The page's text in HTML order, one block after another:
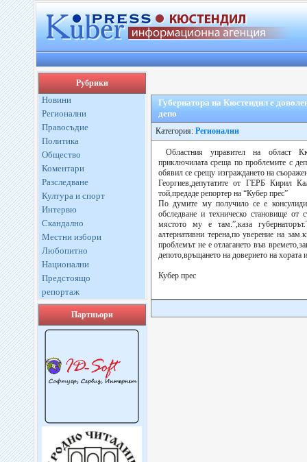
Рубрики
Новини
Регионални
Правосъдие
Политика
Общество
Коментари
Разследване
Култура и спорт
Интервю
Скандално
Местни избори
Любопитно
Национални
Предстоящо
репортаж
Партньори
Губернатора на Кюстендил е
депо
Категория: Регионални
Областния управител на област
приключилата среща по проблемите с
обявил се срещу изграждането на
Георгиев,депутатите от ГЕРБ Кирил
той,предаде репортер на “Кубер прес”
По думите му получило се е
обследване и техническо становище от
мястото му е там.”,каза
алтернативни терена,по уверение на
проблемът не е отлагането във
депото,връщането на доверието на хората
Кубер прес